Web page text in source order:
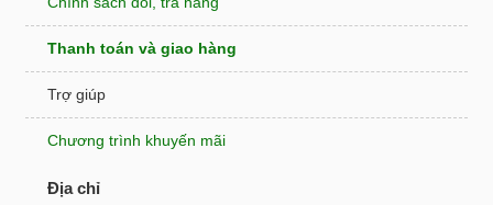
Thanh toán và giao hàng
Trợ giúp
Chương trình khuyến mãi
Địa chỉ